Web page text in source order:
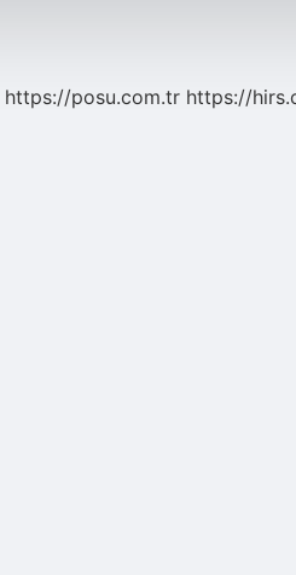
https://posu.com.tr https://